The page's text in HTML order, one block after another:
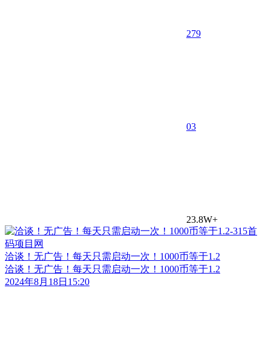
279
03
23.8W+
洽谈！无广告！每天只需启动一次！1000币等于1.2
洽谈！无广告！每天只需启动一次！1000币等于1.2
2024年8月18日15:20